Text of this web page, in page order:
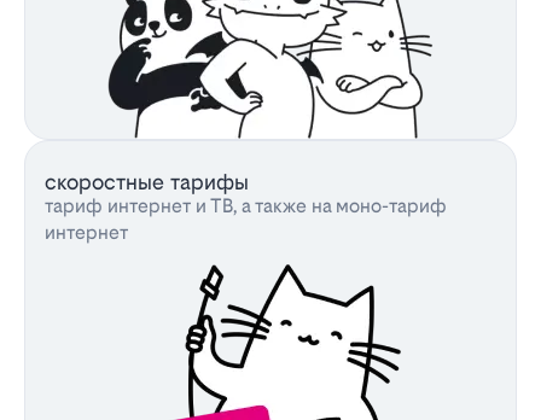
скоростные тарифы
тариф интернет и ТВ, а также на моно-тариф
интернет